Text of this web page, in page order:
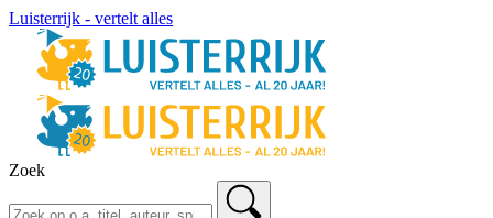
Luisterrijk - vertelt alles
Zoek